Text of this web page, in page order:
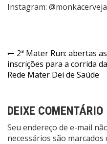
Instagram:
Navegação
de
2ª Mater Run: abertas as
inscrições para a corrida da
Rede Mater Dei de Saúde
DEIXE COMENTÁRIO
Seu endereço de e-mail
necessários são marcados